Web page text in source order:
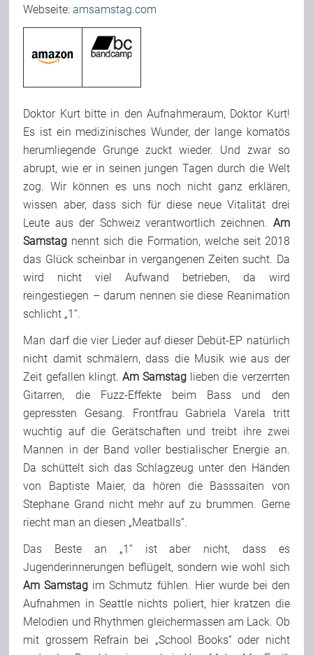
Team
Support Us
Kalender
Playlisten
Webseite:amsamstag.com
Doktor Kurt bitte in den Aufnahmeraum, Doktor Kurt!
Es ist ein medizinisches Wunder, der lange komatös
herumliegende Grunge zuckt wieder. Und zwar so
abrupt, wie er in seinen jungen Tagen durch die Welt
zog. Wir können es uns noch nicht ganz erklären,
wissen aber, dass sich für diese neue Vitalität drei
Leute aus der Schweiz verantwortlich zeichnen. Am
Samstag nennt sich die Formation, welche seit 2018
das Glück scheinbar in vergangenen Zeiten sucht. Da
wird nicht viel Aufwand betrieben, da wird
reingestiegen – darum nennen sie diese Reanimation
schlicht „1“.
Man darf die vier Lieder auf dieser Debüt-EP natürlich
nicht damit schmälern, dass die Musik wie aus der
Zeit gefallen klingt. Am Samstag lieben die verzerrten
Gitarren, die Fuzz-Effekte beim Bass und den
gepressten Gesang. Frontfrau Gabriela Varela tritt
wuchtig auf die Gerätschaften und treibt ihre zwei
Mannen in der Band voller bestialischer Energie an.
Da schüttelt sich das Schlagzeug unter den Händen
von Baptiste Maier, da hören die Basssaiten von
Stephane Grand nicht mehr auf zu brummen. Gerne
riecht man an diesen „Meatballs“.
Das Beste an „1“ ist aber nicht, dass es
Jugenderinnerungen beflügelt, sondern wie wohl sich
Am Samstag im Schmutz fühlen. Hier wurde bei den
Aufnahmen in Seattle nichts poliert, hier kratzen die
Melodien und Rhythmen gleichermassen am Lack. Ob
mit grossem Refrain bei „School Books“ oder nicht